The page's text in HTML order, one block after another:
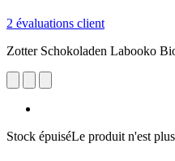
2 évaluations client
Zotter Schokoladen Labooko
Stock épuiséLe produit n'est